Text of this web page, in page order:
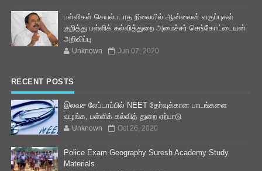
பள்ளிகள் செயல்படாத நிலையில் ஆன்லைன் வகுப்புகள்
குறித்து பள்ளிக் கல்வித்துறை அமைச்சர் செங்கோட்டையன்
அறிவிப்பு
Unknown Jun 07, 2020
RECENT POSTS
இலவச லேப்டாப்பில் NEET தேர்வுக்கான பாடங்களை
வழங்க, பள்ளிக் கல்வித் துறை ஏற்பாடு
Unknown Oct 26, 2020
Police Exam Geography Suresh Academy Study
Materials